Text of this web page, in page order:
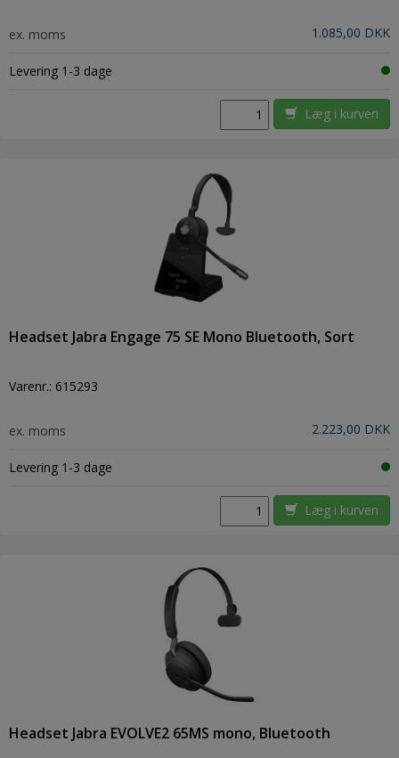
ex. moms 1.085,00 DKK
Levering 1-3 dage
Læg i kurven
Headset Jabra Engage 75 SE Mono Bluetooth, Sort
Varenr.: 615293
ex. moms 2.223,00 DKK
Levering 1-3 dage
Læg i kurven
Headset Jabra EVOLVE2 65MS mono, Bluetooth